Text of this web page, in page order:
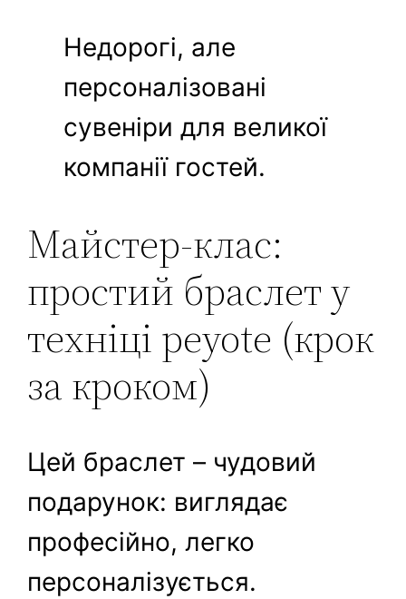
Недорогі, але
персоналізовані
сувеніри для великої
компанії гостей.
Майстер-клас:
простий браслет у
техніці peyote (крок
за кроком)
Цей браслет – чудовий
подарунок: виглядає
професійно, легко
персоналізується.